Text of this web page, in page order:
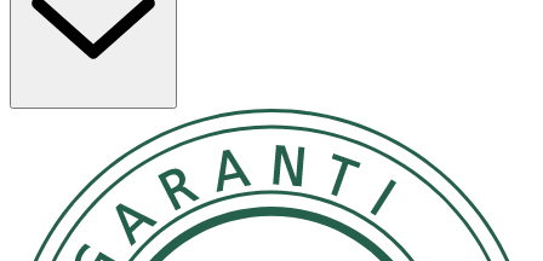
även hjortronextrakt som är rikt på nyttiga fettsyror och
C-vitamin och ger ytterligare näring åt håret.
- Börja med att tvätta håret noggrant med schampo och
se till att skölja ur ordentligt.
- Applicera en passande mängd balsam över hela håret,
med fokus på längderna och topparna.